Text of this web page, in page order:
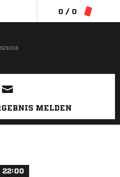
0 / 0
MELDEN
22:00